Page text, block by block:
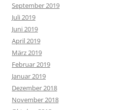
September 2019
Juli 2019
Juni 2019
April 2019
März 2019
Februar 2019
Januar 2019
Dezember 2018
November 2018